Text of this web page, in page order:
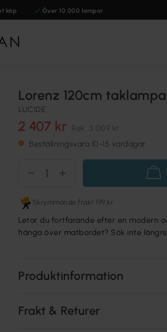
köp Över 10 000 lampor
Lorenz 120cm taklampa
LUCIDE
2 407 kr Rek. 3 009 kr
Beställningsvara 10-15 vardagar
Skrymmande frakt 199 kr
Letar du fortfarande efter en modern
hänga över matbordet? Sök inte
Produktinformation
Frakt & Returer